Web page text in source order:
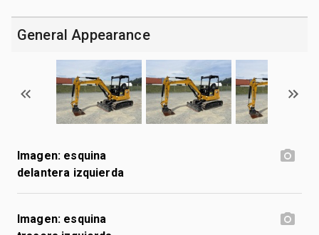
General Appearance
Imagen: esquina
delantera izquierda
Imagen: esquina